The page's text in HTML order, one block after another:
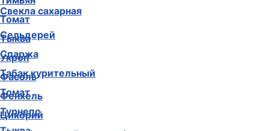
Томат
Тыква
Укроп
Фасоль
Фенхель
Цикорий
Свекла сахарная
Сельдерей
Спаржа
Табак курительный
Томат
Турнепс